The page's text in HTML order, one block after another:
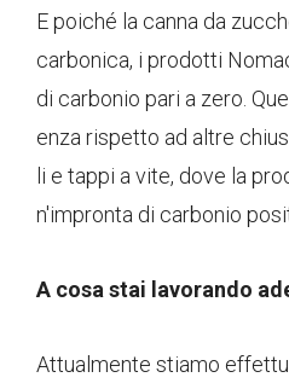
E poiché la canna da
carbonica, i prodotti
di carbonio pari a zero.
enza rispetto ad altre
li e tappi a vite, dove la
n'impronta di carbonio
A cosa stai lavorando
Attualmente stiamo